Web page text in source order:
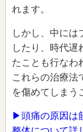
れます。
しかし、中には
したり、時代遅
たことも行なわ
これらの治療法
を傷めてしまう
▶頭痛の原因は